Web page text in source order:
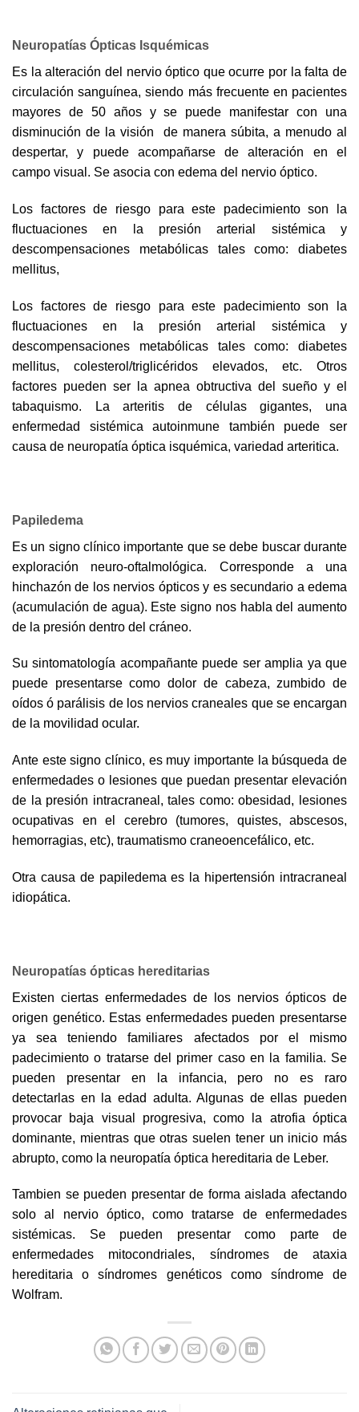
Neuropatías Ópticas Isquémicas
Es la alteración del nervio óptico que ocurre por la falta de
circulación sanguínea, siendo más frecuente en pacientes
mayores de 50 años y se puede manifestar con una
disminución de la visión de manera súbita, a menudo al
despertar, y puede acompañarse de alteración en el
campo visual. Se asocia con edema del nervio óptico.
Los factores de riesgo para este padecimiento son la
fluctuaciones en la presión arterial sistémica y
descompensaciones metabólicas tales como: diabetes
mellitus,
Los factores de riesgo para este padecimiento son la
fluctuaciones en la presión arterial sistémica y
descompensaciones metabólicas tales como: diabetes
mellitus, colesterol/triglicéridos elevados, etc. Otros
factores pueden ser la apnea obtructiva del sueño y el
tabaquismo. La arteritis de células gigantes, una
enfermedad sistémica autoinmune también puede ser
causa de neuropatía óptica isquémica, variedad arteritica.
Papiledema
Es un signo clínico importante que se debe buscar durante
exploración neuro-oftalmológica. Corresponde a una
hinchazón de los nervios ópticos y es secundario a edema
(acumulación de agua). Este signo nos habla del aumento
de la presión dentro del cráneo.
Su sintomatología acompañante puede ser amplia ya que
puede presentarse como dolor de cabeza, zumbido de
oídos ó parálisis de los nervios craneales que se encargan
de la movilidad ocular.
Ante este signo clínico, es muy importante la búsqueda de
enfermedades o lesiones que puedan presentar elevación
de la presión intracraneal, tales como: obesidad, lesiones
ocupativas en el cerebro (tumores, quistes, abscesos,
hemorragias, etc), traumatismo craneoencefálico, etc.
Otra causa de papiledema es la hipertensión intracraneal
idiopática.
Neuropatías ópticas hereditarias
Existen ciertas enfermedades de los nervios ópticos de
origen genético. Estas enfermedades pueden presentarse
ya sea teniendo familiares afectados por el mismo
padecimiento o tratarse del primer caso en la familia. Se
pueden presentar en la infancia, pero no es raro
detectarlas en la edad adulta. Algunas de ellas pueden
provocar baja visual progresiva, como la atrofia óptica
dominante, mientras que otras suelen tener un inicio más
abrupto, como la neuropatía óptica hereditaria de Leber.
Tambien se pueden presentar de forma aislada afectando
solo al nervio óptico, como tratarse de enfermedades
sistémicas. Se pueden presentar como parte de
enfermedades mitocondriales, síndromes de ataxia
hereditaria o síndromes genéticos como síndrome de
Wolfram.